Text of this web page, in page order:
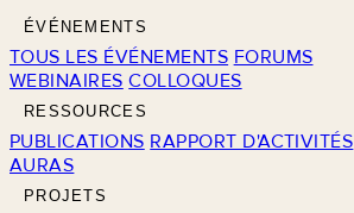
ÉVÉNEMENTS
TOUS LES ÉVÉNEMENTS FORUMS
WEBINAIRES COLLOQUES
RESSOURCES
PUBLICATIONS RAPPORT D'ACTIVITÉS
AURAS
PROJETS